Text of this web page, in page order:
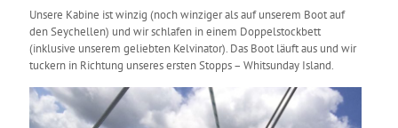
Unsere Kabine ist winzig (noch winziger als auf unserem Boot auf
den Seychellen) und wir schlafen in einem Doppelstockbett
(inklusive unserem geliebten Kelvinator). Das Boot läuft aus und wir
tuckern in Richtung unseres ersten Stopps – Whitsunday Island.